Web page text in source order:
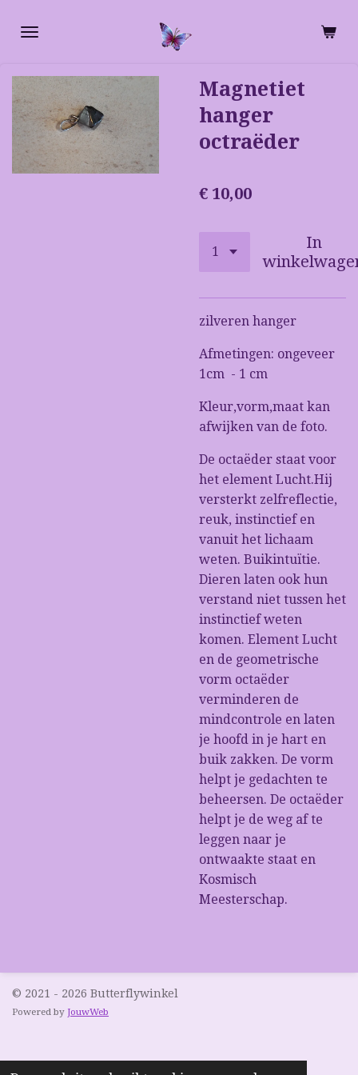
direct
de
hoofdinhoud
Magnetiet
hanger
octraëder
€ 10,00
In
zilveren hanger
Afmetingen: ongeveer
1cm - 1 cm
Kleur,vorm,maat kan
afwijken van de foto.
De octaëder staat voor
het element Lucht.Hij
versterkt zelfreflectie,
reuk, instinctief en
vanuit het lichaam
weten. Buikintuïtie.
Dieren laten ook hun
verstand niet tussen het
instinctief weten
komen. Element Lucht
en de geometrische
vorm octaëder
verminderen de
mindcontrole en laten
je hoofd in je hart en
buik zakken. De vorm
helpt je gedachten te
beheersen. De octaëder
helpt je de weg af te
leggen naar je
ontwaakte staat en
Kosmisch
Meesterschap.
© 2021 - 2026 Butterflywinkel
Powered by JouwWeb